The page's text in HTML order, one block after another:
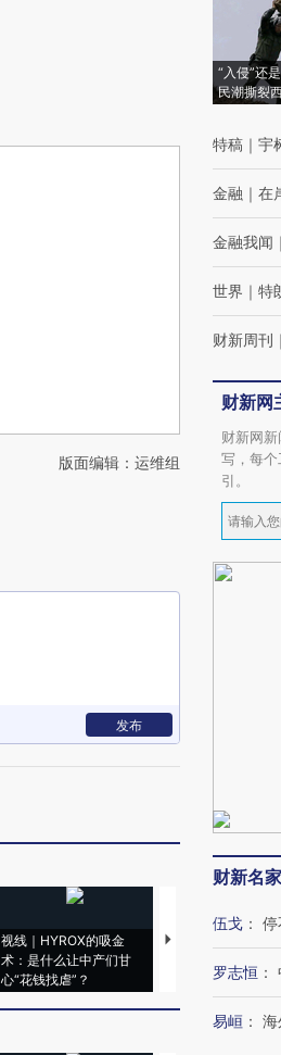
版面编辑：运维组
发布
视线｜HYROX的吸金
术：是什么让中产们甘
心“花钱找虐”？
马航飞行员跨国走
“入侵”还
民潮撕裂
特稿 ｜ 宇
金融 ｜ 在
金融我闻 ｜
世界 ｜ 特
财新周刊 ｜
财新网
财新网
写，每
引。
财新名家
伍戈 ： 停
罗志恒 ：
易峘 ： 海